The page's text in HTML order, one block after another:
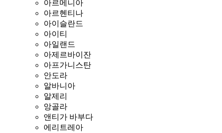
아르메니아
아르헨티나
아이슬란드
아이티
아일랜드
아제르바이잔
아프가니스탄
안도라
알바니아
알제리
앙골라
앤티가 바부다
에리트레아